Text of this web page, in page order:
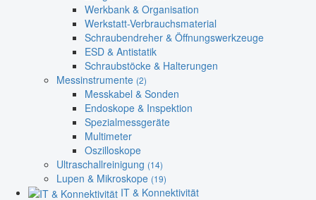
Werkbank & Organisation
Werkstatt-Verbrauchsmaterial
Schraubendreher & Öffnungswerkzeuge
ESD & Antistatik
Schraubstöcke & Halterungen
Messinstrumente (2)
Messkabel & Sonden
Endoskope & Inspektion
Spezialmessgeräte
Multimeter
Oszilloskope
Ultraschallreinigung (14)
Lupen & Mikroskope (19)
IT & Konnektivität